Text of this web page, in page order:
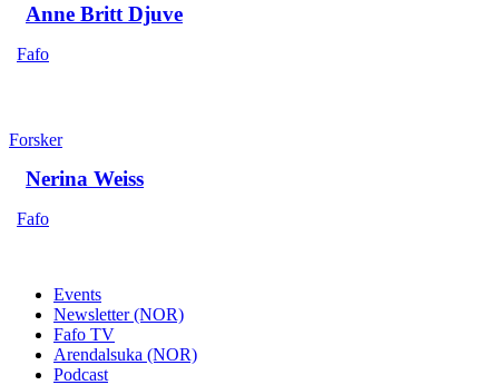
Anne Britt Djuve
Fafo
Forsker
Nerina Weiss
Fafo
Events
Newsletter (NOR)
Fafo TV
Arendalsuka (NOR)
Podcast